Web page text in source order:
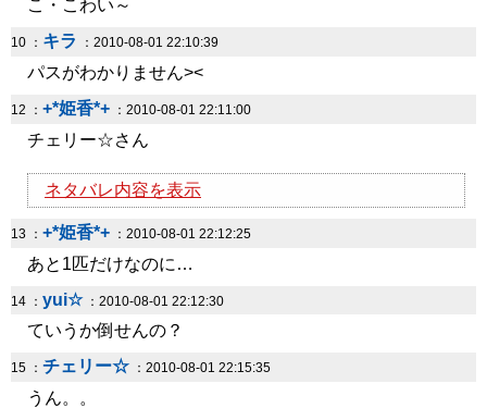
こ・こわい～
10 ： キラ ：2010-08-01 22:10:39
パスがわかりません><
12 ： +*姫香*+ ：2010-08-01 22:11:00
チェリー☆さん
ネタバレ内容を表示
13 ： +*姫香*+ ：2010-08-01 22:12:25
あと1匹だけなのに…
14 ： yui☆：2010-08-01 22:12:30
ていうか倒せんの？
15 ： チェリー☆ ：2010-08-01 22:15:35
うん。。